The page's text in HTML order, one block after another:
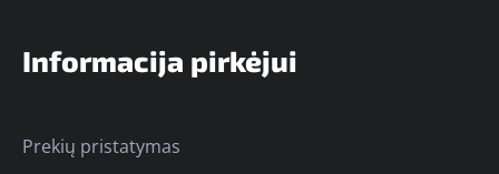
Informacija pirkėjui
Prekių pristatymas